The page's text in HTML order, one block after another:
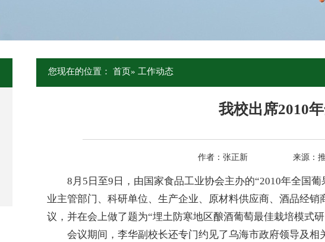
您现在的位置： 首页» 工作动态
我校出席2010
作者：张正新 来源：
8月5日至9日，由国家食品工业协会主办的“2010年全国葡
业主管部门、科研单位、生产企业、原材料供应商、酒品经
议，并在会上做了题为“埋土防寒地区酿酒葡萄最佳栽培模式
会议期间，李华副校长还专门约见了乌海市政府领导及相